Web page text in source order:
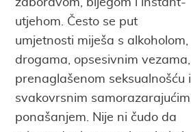
utjehom. Često se put
umjetnosti miješa s alkoholom,
drogama, opsesivnim vezama,
prenaglašenom seksualnošću i
svakovrsnim samorazarajućim
ponašanjem. Nije ni čudo da